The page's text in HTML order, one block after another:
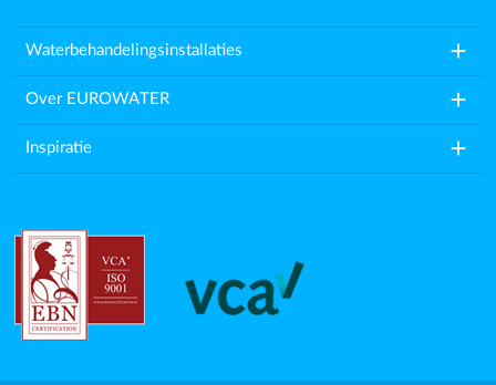
Waterbehandelingsinstallaties add
Over EUROWATER add
Inspiratie add